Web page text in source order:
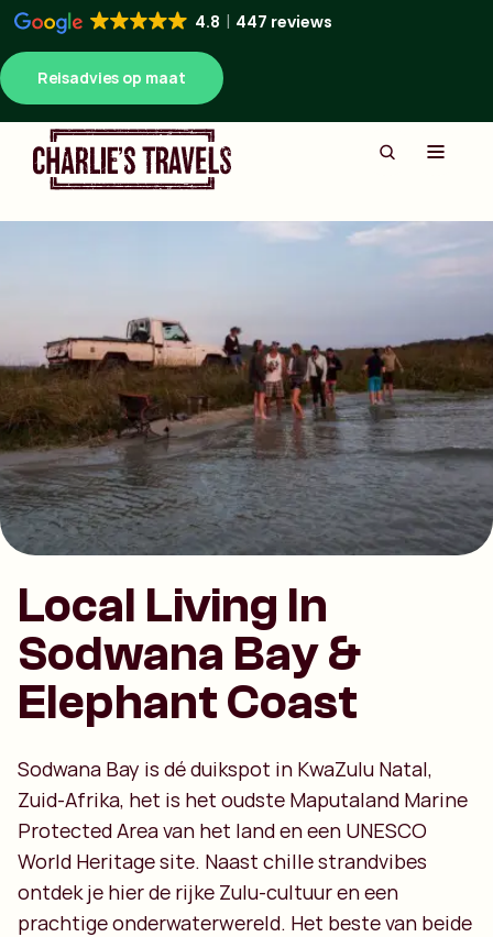
4.8 447 reviews
Reisadvies op maat
Local Living In
Sodwana Bay &
Elephant Coast
Sodwana Bay is dé duikspot in KwaZulu Natal,
Zuid-Afrika, het is het oudste Maputaland Marine
Protected Area van het land en een UNESCO
World Heritage site. Naast chille strandvibes
ontdek je hier de rijke Zulu-cultuur en een
prachtige onderwaterwereld. Het beste van beide